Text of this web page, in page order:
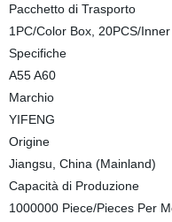
Pacchetto di Trasporto
1PC/Color Box, 20PCS/
Specifiche
A55 A60
Marchio
YIFENG
Origine
Jiangsu, China (Mainland)
Capacità di Produzione
1000000 Piece/Pieces Per